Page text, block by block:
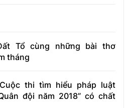
Tổ cùng những bài thơ
tháng
thi tìm hiểu pháp luật
đội năm 2018” có chất